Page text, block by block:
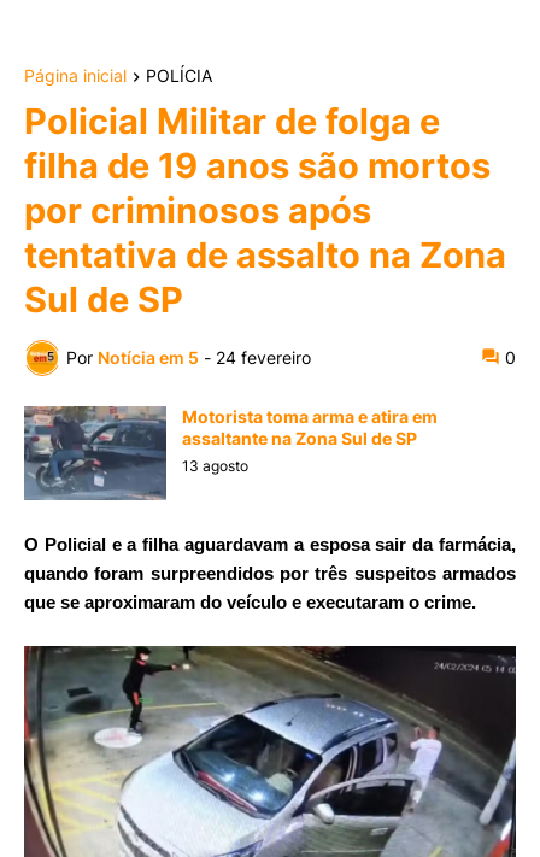
Página inicial POLÍCIA
Policial Militar de folga e
filha de 19 anos são mortos
por criminosos após
tentativa de assalto na Zona
Sul de SP
Por Notícia em 5 - 24 fevereiro 0
Motorista toma arma e atira em
assaltante na Zona Sul de SP
13 agosto
O Policial e a filha aguardavam a esposa sair da farmácia,
quando foram surpreendidos por três suspeitos armados
que se aproximaram do veículo e executaram o crime.